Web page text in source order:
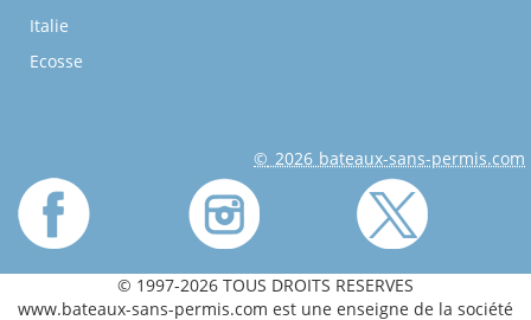
Italie
Ecosse
© 2026 bateaux-sans-permis.com
© 1997-2026 TOUS DROITS RESERVES
www.bateaux-sans-permis.com est une enseigne de la société